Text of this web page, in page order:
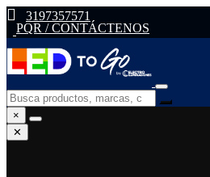
3197357571
PQR / CONTÁCTENOS
×
✕